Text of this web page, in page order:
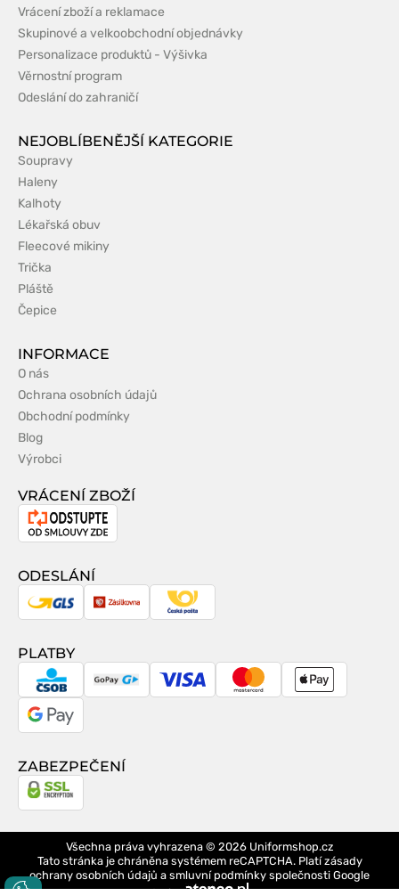
Vrácení zboží a reklamace
Skupinové a velkoobchodní objednávky
Personalizace produktů - Výšivka
Věrnostní program
Odeslání do zahraničí
NEJOBLÍBENĚJŠÍ KATEGORIE
Soupravy
Haleny
Kalhoty
Lékařská obuv
Fleecové mikiny
Trička
Pláště
Čepice
INFORMACE
O nás
Ochrana osobních údajů
Obchodní podmínky
Blog
Výrobci
VRÁCENÍ ZBOŽÍ
Odstoupení
smlouvy
ODESLÁNÍ
GLS ZásilkovnaČeská
PLATBY
CSOB GoPay Visa MasterCardApple
Google
ZABEZPEČENÍ
Všechna práva vyhrazena © 2026 Uniformshop.cz
Tato stránka je chráněna systémem reCAPTCHA. Platízásady
ochrany osobních údajů a smluvní podmínky společnosti Google
design